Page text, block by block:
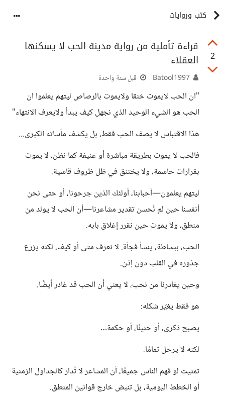
كتب وروايات
2
قراءة تأملية من رواية مدينة الحب لا يسكنها
العقلاء
قبل سنة واحدة
"ان الحب لايموت خنقا ولايموت بالرصاص ليتهم يعلموا ان
الحب هو الشيء الوحيد الذي نجهل كيف يبدأ ولايعرف الانتهاء"
هذا الاقتباس لا يصف الحب فقط، بل يكشف مأساته الكبرى...
فالحب لا يموت بطريقة مباشرة أو عنيفة كما نظن، لا يموت
بقرارات حاسمة، ولا يختنق في ظل ظروف قاسية.
ليتهم يعلمون—أحبابنا، أولئك الذين جرحونا، أو حتى نحن
أنفسنا حين لم نُحسن تقدير مشاعرنا—أن الحب لا يولد من
منطق، ولا يموت حين نقرر إغلاق بابه.
الحب، ببساطة، ينشأ فجأة. لا نعرف متى أو كيف، لكنه يزرع
جذوره في القلب دون إذن.
وحين يغادرنا من نحب، لا يعني أن الحب قد غادر أيضًا.
هو فقط يغيّر شكله:
يصبح ذكرى، أو حنينًا، أو حكمة…
لكنه لا يرحل تمامًا.
تمنيت لو فهم الناس جميعًا، أن المشاعر لا تُدار كالجداول الزمنية
أو الخطط اليومية، بل تنبض خارج قوانين المنطق.